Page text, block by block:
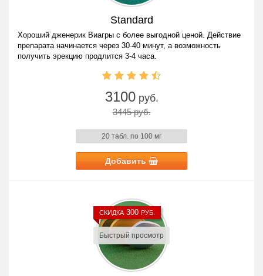
Standard
Хороший дженерик Виагры с более выгодной ценой. Действие
препарата начинается через 30-40 минут, а возможность
получить эрекцию продлится 3-4 часа.
3100руб.
3445 руб.
20 табл. по 100 мг
Добавить
Быстрый просмотр
СКИДКА300 РУБ.